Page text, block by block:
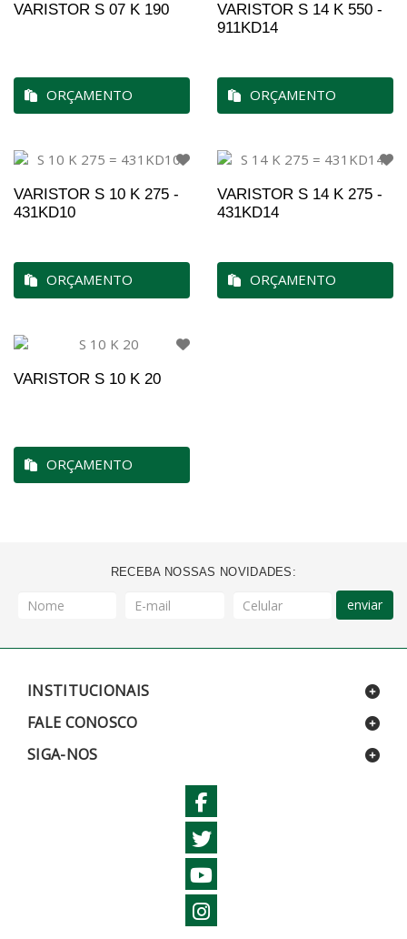
VARISTOR S 07 K 190
ORÇAMENTO
VARISTOR S 14 K 550 -
911KD14
ORÇAMENTO
VARISTOR S 10 K 275 -
431KD10
ORÇAMENTO
VARISTOR S 14 K 275 -
431KD14
ORÇAMENTO
VARISTOR S 10 K 20
ORÇAMENTO
RECEBA NOSSAS NOVIDADES:
enviar
INSTITUCIONAIS
FALE CONOSCO
SIGA-NOS